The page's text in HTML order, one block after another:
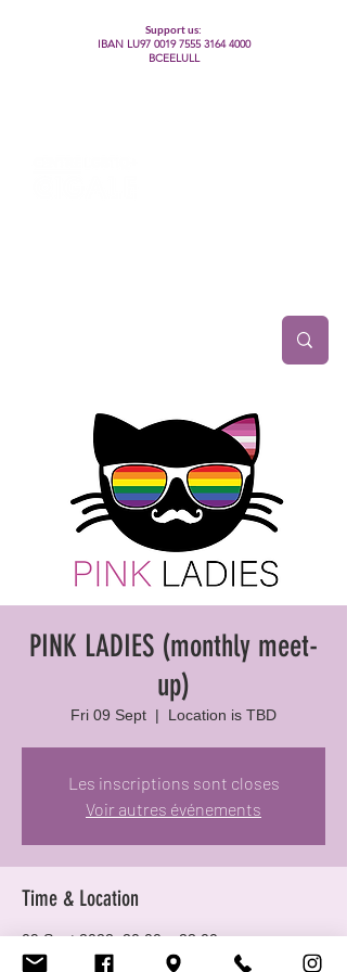
Support us:
IBAN LU97 0019 7555 3164 4000
BCEELULL
PINK LADIES (monthly meet-
up)
Fri 09 Sept
  |
Location is TBD
Les inscriptions sont closes
Voir autres événements
Time & Location
09 Sept 2022, 20:00 – 23:00
Location is TBD